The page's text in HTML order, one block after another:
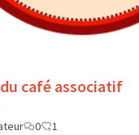
café associatif
0 1